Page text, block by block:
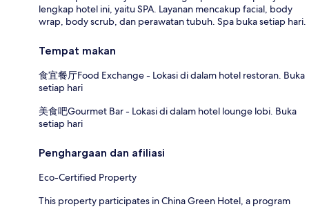
lengkap hotel ini, yaitu SPA. Layanan mencakup facial, body
wrap, body scrub, dan perawatan tubuh. Spa buka setiap hari.
Tempat makan
食宜餐厅Food Exchange - Lokasi di dalam hotel restoran. Buka
setiap hari
美食吧Gourmet Bar - Lokasi di dalam hotel lounge lobi. Buka
setiap hari
Penghargaan dan afiliasi
Eco-Certified Property
This property participates in China Green Hotel, a program